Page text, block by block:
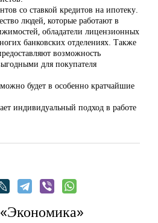
со ставкой кредитов на ипотеку.
людей, которые работают в
обладатели лицензионных
банковских отделениях. Также
возможность
для покупателя
будет в особенно кратчайшие
индивидуальный подход в работе